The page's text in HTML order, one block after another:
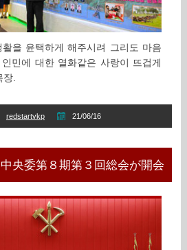
을 윤택하게 해주시려 그리도 마음
민에 대한 열화같은 사랑이 뜨겁게
.
redstartvkp 21/06/16
央委第８期第３回総会が開会